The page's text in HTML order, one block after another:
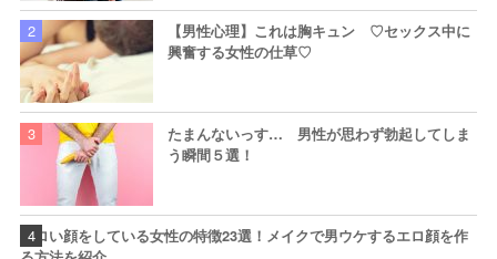
【男性心理】これは胸キュン ♡セックス中に
興奮する女性の仕草♡
たまんないっす… 男性が思わず勃起してしま
う瞬間５選！
エロい顔をしている女性の特徴23選！メイクで男ウケするエロ顔を作